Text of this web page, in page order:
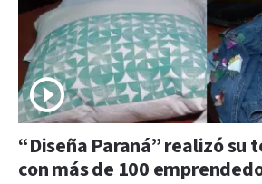
“Diseña Paraná” realizó su
con más de 100